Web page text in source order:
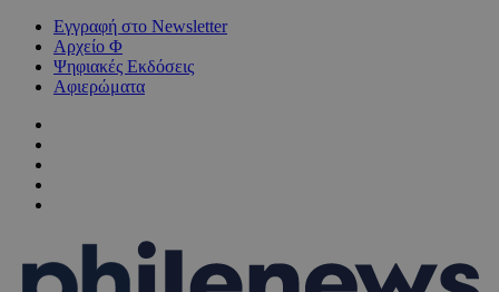
Εγγραφή στο Newsletter
Αρχείο Φ
Ψηφιακές Εκδόσεις
Αφιερώματα